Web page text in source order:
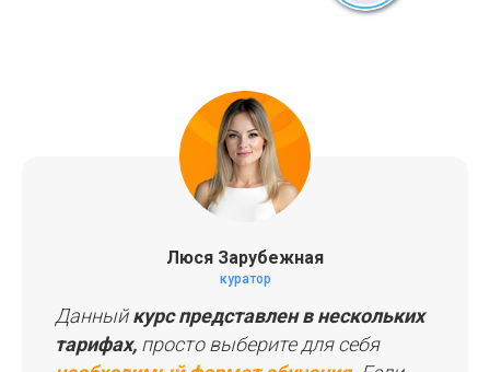
Люся Зарубежная
куратор
Данныйкурс представлен в нескольких
тарифах, просто выберите для себя
СПИСОК КУРСОВ
ПАКЕТЫ КУРСОВ